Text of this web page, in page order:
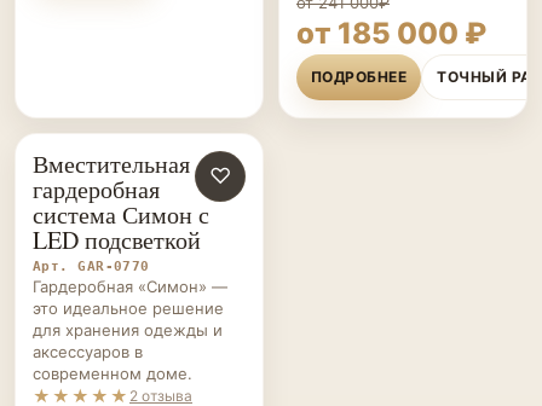
от 241 000₽
от 185 000 ₽
ПОДРОБНЕЕ ТОЧНЫЙ
ГАРДЕРОБНЫЕ НА ЗАКАЗ
♡
Вместительная
гардеробная
система Симон с
LED подсветкой
Арт. GAR-0770
Гардеробная «Симон» —
это идеальное решение
для хранения одежды и
аксессуаров в
современном доме.